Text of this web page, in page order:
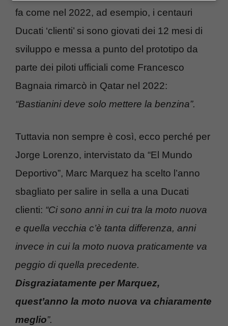
fa come nel 2022, ad esempio, i centauri
Ducati ‘clienti’ si sono giovati dei 12 mesi di
sviluppo e messa a punto del prototipo da
parte dei piloti ufficiali come Francesco
Bagnaia rimarcò in Qatar nel 2022:
“Bastianini deve solo mettere la benzina”.
Tuttavia non sempre è così, ecco perché per
Jorge Lorenzo, intervistato da “El Mundo
Deportivo”, Marc Marquez ha scelto l’anno
sbagliato per salire in sella a una Ducati
clienti: “Ci sono anni in cui tra la moto nuova
e quella vecchia c’è tanta differenza, anni
invece in cui la moto nuova praticamente va
peggio di quella precedente.
Disgraziatamente per Marquez,
quest’anno la moto nuova va chiaramente
meglio”.